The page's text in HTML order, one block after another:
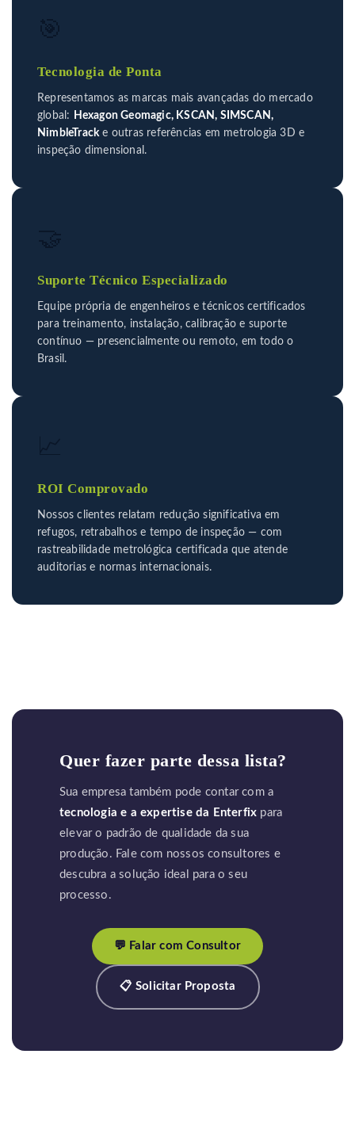
Tecnologia de Ponta
Representamos as marcas mais avançadas do mercado
global:
Hexagon Geomagic, KSCAN, SIMSCAN,
NimbleTracke outras referências em metrologia 3D e
inspeção dimensional.
Suporte Técnico Especializado
Equipe própria de engenheiros e técnicos certificados
para treinamento, instalação, calibração e suporte
contínuo — presencialmente ou remoto, em todo o
Brasil.
ROI Comprovado
Nossos clientes relatam redução significativa em
refugos, retrabalhos e tempo de inspeção — com
rastreabilidade metrológica certificada que atende
auditorias e normas internacionais.
Quer fazer parte dessa lista?
Sua empresa também pode contar com a
tecnologia e a expertise da Enterfix para
elevar o padrão de qualidade da sua
produção. Fale com nossos consultores e
descubra a solução ideal para o seu
processo.
💬 Falar com Consultor
📋 Solicitar Proposta